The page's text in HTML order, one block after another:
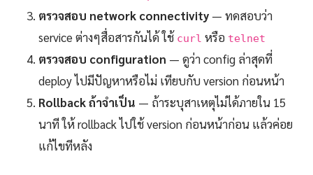
ตรวจสอบ network connectivity — ทดสอบว่า
service ต่างๆสื่อสารกันได้ ใช้ curl หรือ telnet
ตรวจสอบ configuration — ดูว่า config ล่าสุดที่
deploy ไปมีปัญหาหรือไม่ เทียบกับ version ก่อนหน้า
Rollback ถ้าจำเป็น — ถ้าระบุสาเหตุไม่ได้ภายใน 15
นาที ให้ rollback ไปใช้ version ก่อนหน้าก่อน แล้วค่อย
แก้ไขทีหลัง